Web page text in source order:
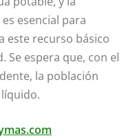
esencial para
este recurso básico
Se espera que, con el
la población